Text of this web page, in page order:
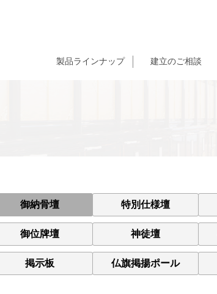
製品ラインナップ 建立のご相談
御納骨壇 特別仕様壇
御位牌壇 神徒壇
掲示板 仏旗掲揚ポール